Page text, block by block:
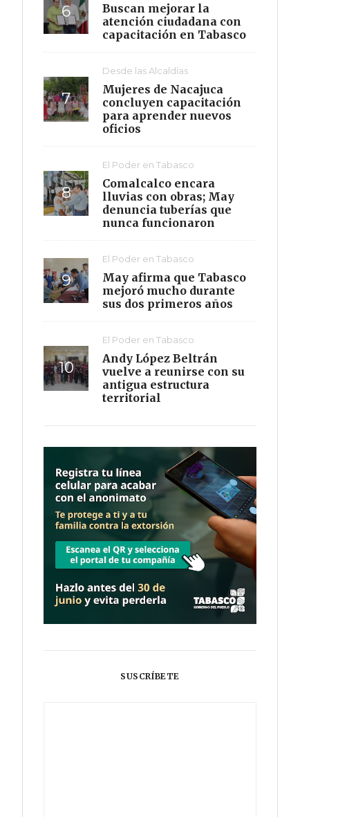
Buscan mejorar la
atención ciudadana con
capacitación en Tabasco
Desde las Alcaldías
Mujeres de Nacajuca
concluyen capacitación
para aprender nuevos
oficios
El Poder en Tabasco
Comalcalco encara
lluvias con obras; May
denuncia tuberías que
nunca funcionaron
El Poder en Tabasco
May afirma que Tabasco
mejoró mucho durante
sus dos primeros años
El Poder en Tabasco
Andy López Beltrán
vuelve a reunirse con su
antigua estructura
territorial
SUSCRÍBETE